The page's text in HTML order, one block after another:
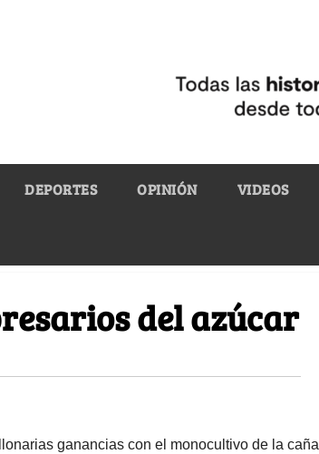
DEPORTES OPINIÓN VIDEOS
del azúcar
ganancias con el monocultivo de la caña